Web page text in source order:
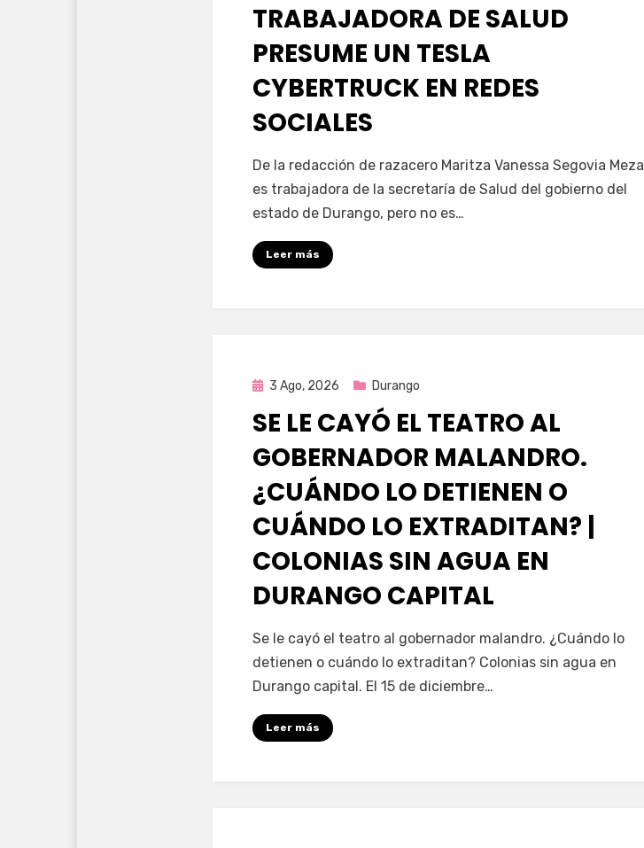
TRABAJADORA DE SALUD
PRESUME UN TESLA
CYBERTRUCK EN REDES
SOCIALES
porFernando Miranda Servín
De la redacción de razacero Maritza Vanessa Segovia Meza
es trabajadora de la secretaría de Salud del gobierno del
estado de Durango, pero no es…
Leer más
Publicada
3 Ago, 2026 Durango
SE LE CAYÓ EL TEATRO AL
GOBERNADOR MALANDRO.
¿CUÁNDO LO DETIENEN O
CUÁNDO LO EXTRADITAN? |
COLONIAS SIN AGUA EN
DURANGO CAPITAL
porFernando Miranda Servín
Se le cayó el teatro al gobernador malandro. ¿Cuándo lo
detienen o cuándo lo extraditan? Colonias sin agua en
Durango capital. El 15 de diciembre…
Leer más